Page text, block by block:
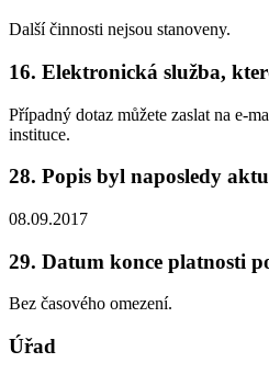
Další činnosti nejsou stanoveny.
16. Elektronická služba,
Případný dotaz můžete zaslat na e-
instituce.
28. Popis byl naposledy
08.09.2017
29. Datum konce platnosti
Bez časového omezení.
Úřad